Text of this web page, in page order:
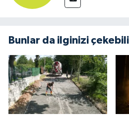
Bunlar da ilginizi